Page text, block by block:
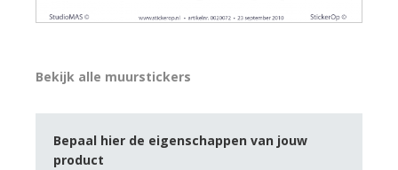
Bekijk alle muurstickers
Bepaal hier de eigenschappen van jouw
product